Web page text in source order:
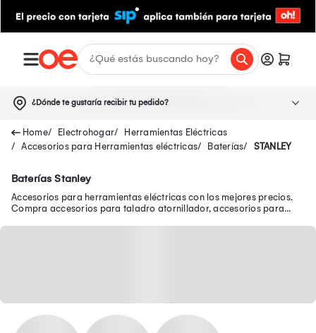
¿Dónde te gustaría recibir tu pedido?
Electrohogar
Herramientas Eléctricas
Accesorios para Herramientas eléctricas
Baterías STANLEY
Baterías Stanley
Accesorios para herramientas eléctricas con los mejores precios.
Compra accesorios para taladro atornillador, accesorios para